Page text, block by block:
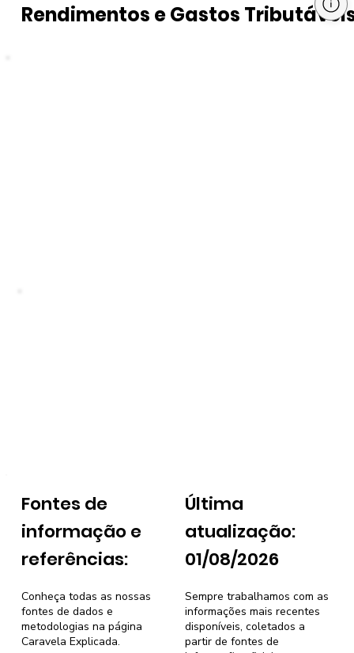
Rendimentos e Gastos
Fontes de
informação e
referências:
Última
atualização:
01/08/2026
Sempre trabalhamos com as
informações mais recentes
disponíveis, coletados a
partir de fontes de
Conheça todas as nossas
fontes de dados e
metodologias na página
Caravela Explicada.